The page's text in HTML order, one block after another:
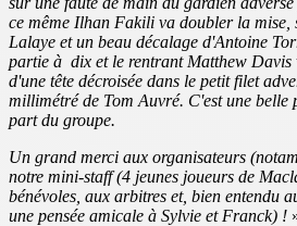
ce même Ilhan Fakili va doubler la mise,
Lalaye et un beau décalage d'Antoine
partie à dix et le rentrant Matthew Davis
d'une tête décroisée dans le petit filet
millimétré de Tom Auvré. C'est une belle
part du groupe.
Un grand merci aux organisateurs
notre mini-staff (4 jeunes joueurs de
bénévoles, aux arbitres et, bien entendu
une pensée amicale à Sylvie et Franck) !